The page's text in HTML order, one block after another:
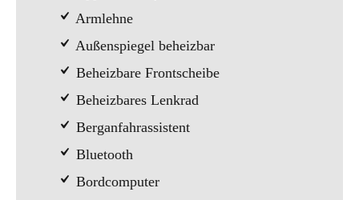
Armlehne
Außenspiegel beheizbar
Beheizbare Frontscheibe
Beheizbares Lenkrad
Berganfahrassistent
Bluetooth
Bordcomputer